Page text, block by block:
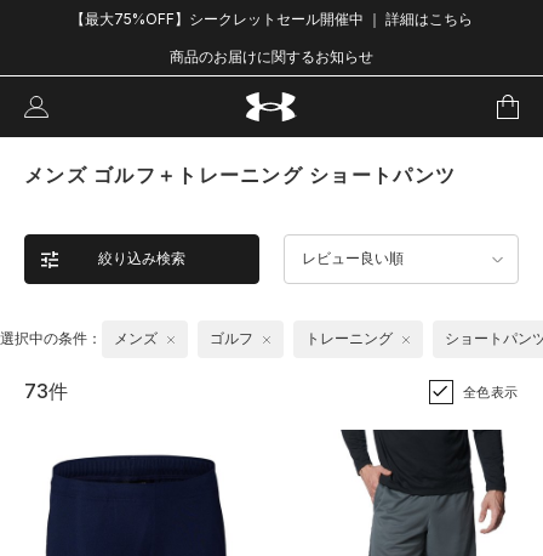
【最大75%OFF】シークレットセール開催中 ｜ 詳細はこちら
商品のお届けに関するお知らせ
メンズ ゴルフ＋トレーニング ショートパンツ
絞り込み検索 レビュー良い順
選択中の条件： メンズ ゴルフ トレーニング ショートパン
73件 全色表示